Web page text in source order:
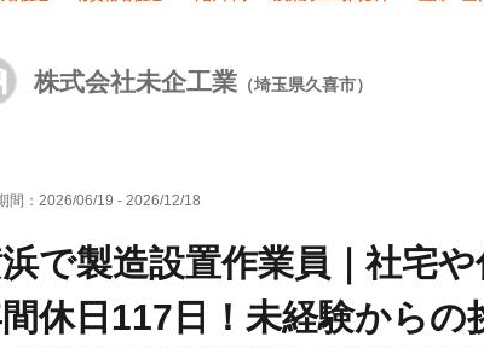
株式会社未企工業 （埼玉県久喜市）
間： 2026/06/19 - 2026/12/18
で製造設置作業員｜社宅
休日117日！未経験からの